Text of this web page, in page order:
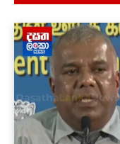
01:32